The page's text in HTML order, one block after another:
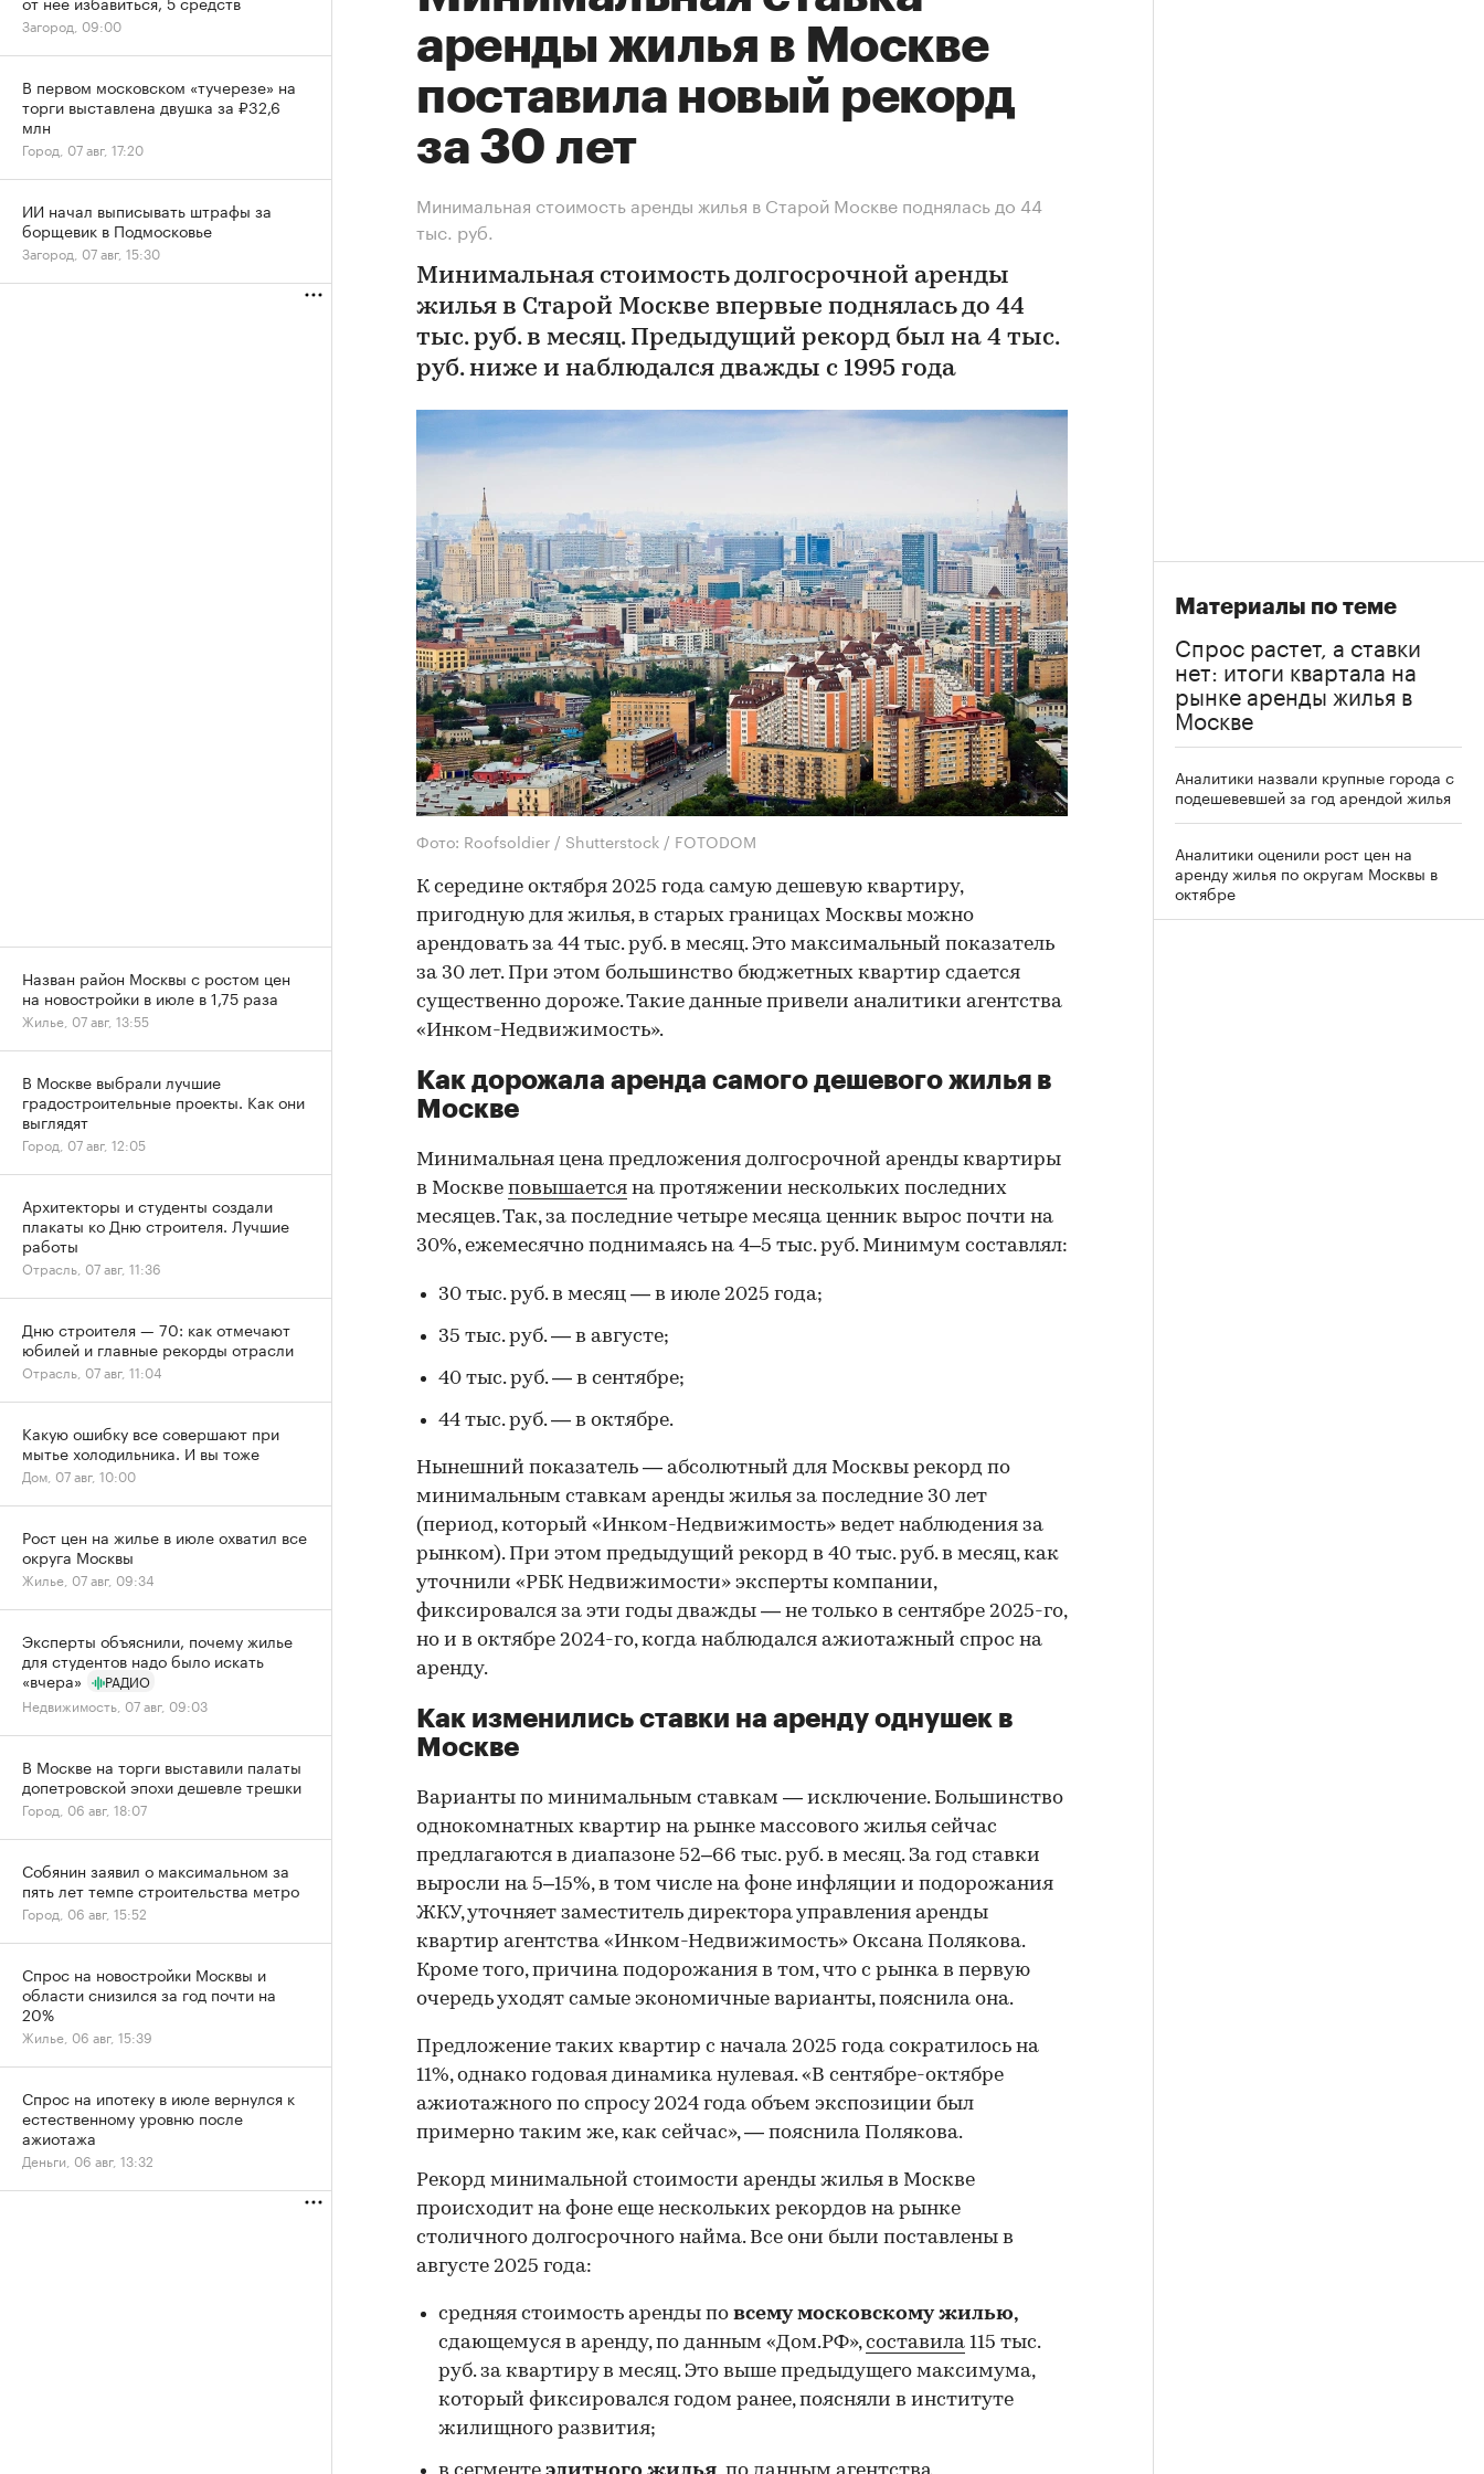
аренды жилья в Москве
поставила новый рекорд
за 30 лет
Минимальная стоимость аренды жилья в Старой Москве поднялась до 44
тыс. руб.
Минимальная стоимость долгосрочной аренды
жилья в Старой Москве впервые поднялась до 44
тыс. руб. в месяц. Предыдущий рекорд был на 4 тыс.
руб. ниже и наблюдался дважды с 1995 года
Фото: Roofsoldier / Shutterstock / FOTODOM
К середине октября 2025 года самую дешевую квартиру,
пригодную для жилья, в cтарых границах Москвы можно
арендовать за 44 тыс. руб. в месяц. Это максимальный показатель
за 30 лет. При этом большинство бюджетных квартир сдается
существенно дороже. Такие данные привели аналитики агентства
«Инком-Недвижимость».
Как дорожала аренда самого дешевого жилья в
Москве
Минимальная цена предложения долгосрочной аренды квартиры
в Москве повышается на протяжении нескольких последних
месяцев. Так, за последние четыре месяца ценник вырос почти на
30%, ежемесячно поднимаясь на 4–5 тыс. руб. Минимум составлял:
00:00 / 00:00
30 тыс. руб. в месяц — в июле 2025 года;
35 тыс. руб. — в августе;
40 тыс. руб. — в сентябре;
44 тыс. руб. — в октябре.
Нынешний показатель — абсолютный для Москвы рекорд по
минимальным ставкам аренды жилья за последние 30 лет
(период, который «Инком-Недвижимость» ведет наблюдения за
рынком). При этом предыдущий рекорд в 40 тыс. руб. в месяц, как
уточнили «РБК Недвижимости» эксперты компании,
фиксировался за эти годы дважды — не только в сентябре 2025-го,
но и в октябре 2024-го, когда наблюдался ажиотажный спрос на
аренду.
Как изменились ставки на аренду однушек в
Москве
Варианты по минимальным ставкам — исключение. Большинство
однокомнатных квартир на рынке массового жилья сейчас
предлагаются в диапазоне 52–66 тыс. руб. в месяц. За год ставки
выросли на 5–15%, в том числе на фоне инфляции и подорожания
ЖКУ, уточняет заместитель директора управления аренды
квартир агентства «Инком-Недвижимость» Оксана Полякова.
Кроме того, причина подорожания в том, что с рынка в первую
очередь уходят самые экономичные варианты, пояснила она.
Предложение таких квартир с начала 2025 года сократилось на
11%, однако годовая динамика нулевая. «В сентябре-октябре
ажиотажного по спросу 2024 года объем экспозиции был
примерно таким же, как сейчас», — пояснила Полякова.
Рекорд минимальной стоимости аренды жилья в Москве
происходит на фоне еще нескольких рекордов на рынке
столичного долгосрочного найма. Все они были поставлены в
августе 2025 года:
средняя стоимость аренды по всему московскому жилью,
сдающемуся в аренду, по данным «Дом.РФ»,составила 115 тыс.
руб. за квартиру в месяц. Это выше предыдущего максимума,
который фиксировался годом ранее, поясняли в институте
жилищного развития;
Материалы по теме
Спрос растет, а ставки
нет: итоги квартала на
рынке аренды жилья в
Москве
Аналитики назвали крупные города с
подешевевшей за год арендой жилья
Аналитики оценили рост цен на
аренду жилья по округам Москвы в
октябре
Загород, 09:00
В первом московском «тучерезе» на
торги выставлена двушка за ₽32,6
млн
Город, 07 авг, 17:20
ИИ начал выписывать штрафы за
борщевик в Подмосковье
Загород, 07 авг, 15:30
Назван район Москвы с ростом цен
на новостройки в июле в 1,75 раза
Жилье, 07 авг, 13:55
В Москве выбрали лучшие
градостроительные проекты. Как они
выглядят
Город, 07 авг, 12:05
Архитекторы и студенты создали
плакаты ко Дню строителя. Лучшие
работы
Отрасль, 07 авг, 11:36
Дню строителя — 70: как отмечают
юбилей и главные рекорды отрасли
Отрасль, 07 авг, 11:04
Какую ошибку все совершают при
мытье холодильника. И вы тоже
Дом, 07 авг, 10:00
Рост цен на жилье в июле охватил все
округа Москвы
Жилье, 07 авг, 09:34
Эксперты объяснили, почему жилье
для студентов надо было искать
«вчера»
РАДИО
Недвижимость, 07 авг, 09:03
В Москве на торги выставили палаты
допетровской эпохи дешевле трешки
Город, 06 авг, 18:07
Собянин заявил о максимальном за
пять лет темпе строительства метро
Город, 06 авг, 15:52
Спрос на новостройки Москвы и
области снизился за год почти на
20%
Жилье, 06 авг, 15:39
Спрос на ипотеку в июле вернулся к
естественному уровню после
ажиотажа
Деньги, 06 авг, 13:32